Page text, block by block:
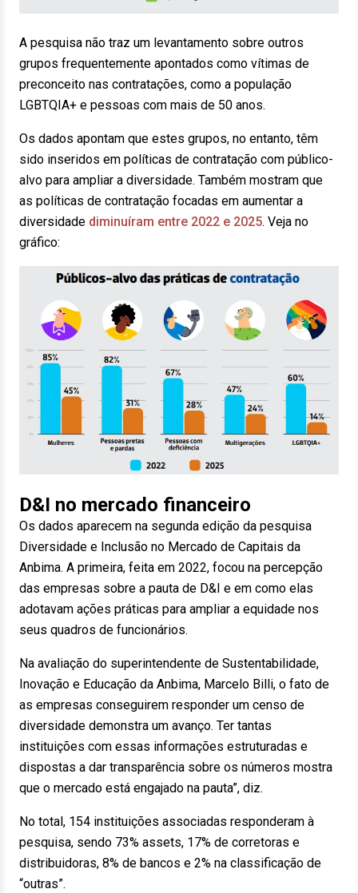
A pesquisa não traz um levantamento sobre outros
grupos frequentemente apontados como vítimas de
preconceito nas contratações, como a população
LGBTQIA+ e pessoas com mais de 50 anos.
Os dados apontam que estes grupos, no entanto, têm
sido inseridos em políticas de contratação com público-
alvo para ampliar a diversidade. Também mostram que
as políticas de contratação focadas em aumentar a
diversidade diminuíram entre 2022 e 2025. Veja no
gráfico:
D&I no mercado financeiro
Os dados aparecem na segunda edição da pesquisa
Diversidade e Inclusão no Mercado de Capitais da
Anbima. A primeira, feita em 2022, focou na percepção
das empresas sobre a pauta de D&I e em como elas
adotavam ações práticas para ampliar a equidade nos
seus quadros de funcionários.
Na avaliação do superintendente de Sustentabilidade,
Inovação e Educação da Anbima, Marcelo Billi, o fato de
as empresas conseguirem responder um censo de
diversidade demonstra um avanço. Ter tantas
instituições com essas informações estruturadas e
dispostas a dar transparência sobre os números mostra
que o mercado está engajado na pauta”, diz.
No total, 154 instituições associadas responderam à
pesquisa, sendo 73% assets, 17% de corretoras e
distribuidoras, 8% de bancos e 2% na classificação de
“outras”.